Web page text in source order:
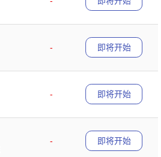
-
即将开始
-
即将开始
-
即将开始